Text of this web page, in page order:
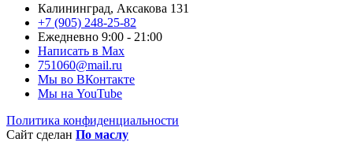
Калининград, Аксакова 131
+7 (905) 248-25-82
Ежедневно 9:00 - 21:00
Написать в Max
751060@mail.ru
Мы во ВКонтакте
Мы на YouTube
Политика конфиденциальности
Сайт сделан По маслу